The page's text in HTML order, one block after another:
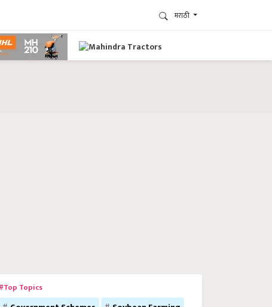
मराठी
Topics